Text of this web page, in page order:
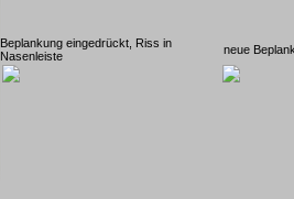
Beplankung eingedrückt, Riss in
Nasenleiste
neue